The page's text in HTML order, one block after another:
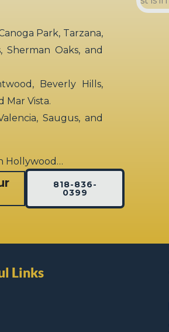
Park, Tarzana,
Sherman Oaks, and
Beverly Hills,
Mar Vista.
Saugus, and
Hollywood…
818-836-
0399
Links